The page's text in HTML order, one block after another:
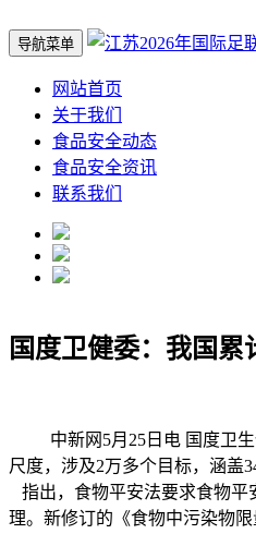
导航菜单
网站首页
关于我们
食品安全动态
食品安全资讯
联系我们
国度卫健委：我国累
中新网5月25日电 国度卫生
尺度，涉及2万多个目标，涵盖
指出，食物平安法要求食物
理。新修订的《食物中污染物